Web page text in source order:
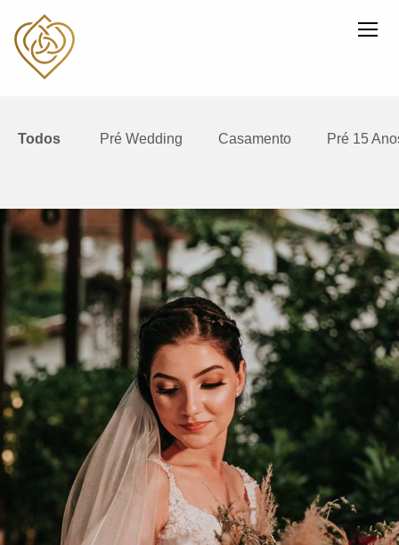
Todos Pré Wedding Casamento Pré 15